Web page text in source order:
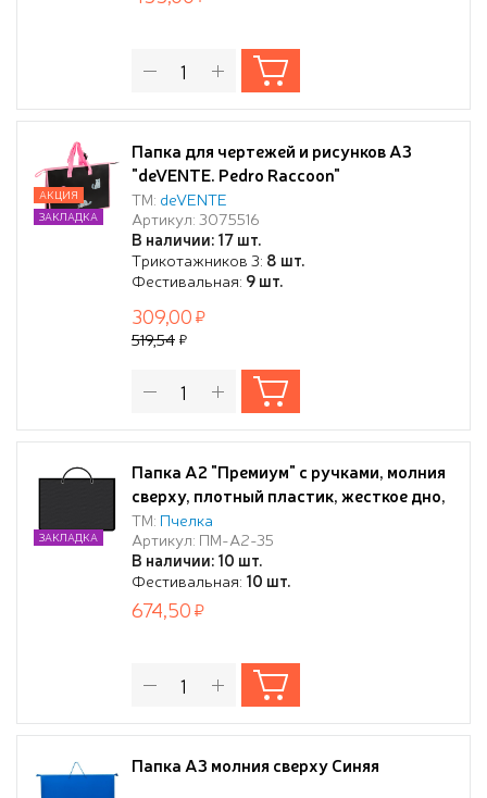
Папка для чертежей и рисунков А3
"deVENTE. Pedro Raccoon"
(467x338x100) 500 мкм, с расширением
10 см, с внутренним карманом на
молнии для кистей, с регулируемыми
ручками, с рисунком, индивидуальная
упаковка
ТМ: deVENTE
Артикул: 3075516
В наличии: 17 шт.
Трикотажников 3: 8 шт.
Фестивальная: 9 шт.
АКЦИЯ
ЗАКЛАДКА
309,00
519,54
Папка А2 "Премиум" с ручками, молния
сверху, плотный пластик, жесткое дно,
черная
ТМ: Пчелка
Артикул: ПМ-А2-35
В наличии: 10 шт.
Фестивальная: 10 шт.
ЗАКЛАДКА
674,50
Папка А3 молния сверху Синяя